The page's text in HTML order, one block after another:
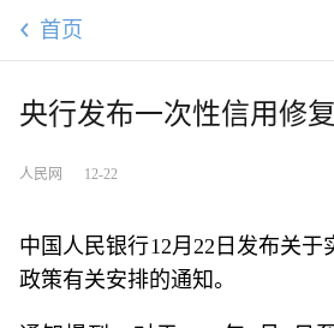
首页
央行发布一次性信用修复
人民网 12-22
中国人民银行12月22日发布关于
政策有关安排的通知。